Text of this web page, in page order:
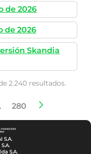
de 2026
de 2026
Skandia
2.240 resultados.
Páginas intermedias
Página
280
S.A.
S.A.